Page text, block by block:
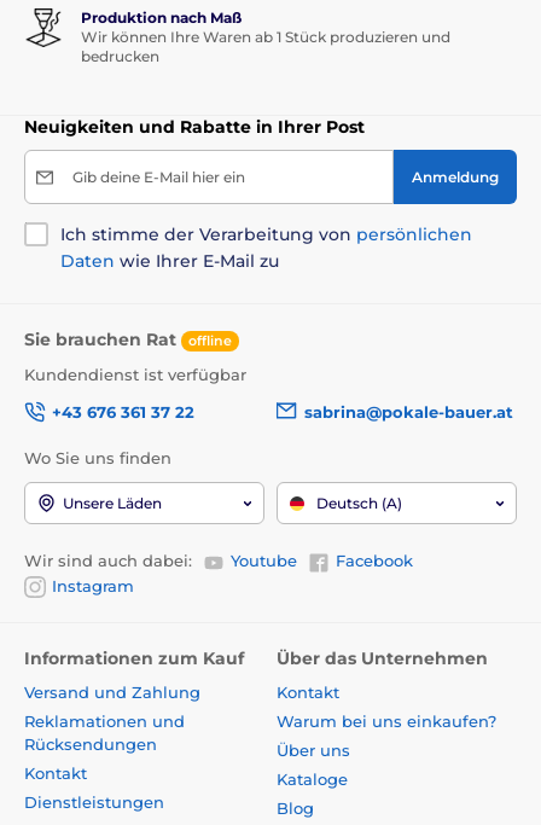
Produktion nach Maß
Wir können Ihre Waren ab 1 Stück produzieren und
bedrucken
Neuigkeiten und Rabatte in Ihrer Post
Gib deine E-Mail hier ein Anmeldung
Ich stimme der Verarbeitung von persönlichen
Daten wie Ihrer E-Mail zu
Sie brauchen Rat offline
Kundendienst ist verfügbar
+43 676 361 37 22
sabrina@pokale-bauer.at
Wo Sie uns finden
Unsere Läden Deutsch (A)
Wir sind auch dabei: Youtube
Facebook
Instagram
Informationen zum Kauf
Versand und Zahlung
Reklamationen und
Rücksendungen
Kontakt
Dienstleistungen
Über das Unternehmen
Kontakt
Warum bei uns einkaufen?
Über uns
Kataloge
Blog